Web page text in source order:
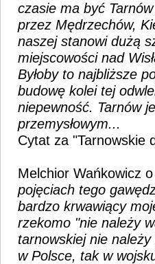
czasie ma być
przez Mędrzechów,
naszej stanowi dużą
miejscowości nad
Byłoby to najbliższe
budowę kolei tej
niepewność. Tarnów
przemysłowym...
Cytat za "Tarnowskie
Melchior Wańkowicz
pojęciach tego
bardzo krwawiący
rzekomo "nie należy
tarnowskiej nie
w Polsce, tak w